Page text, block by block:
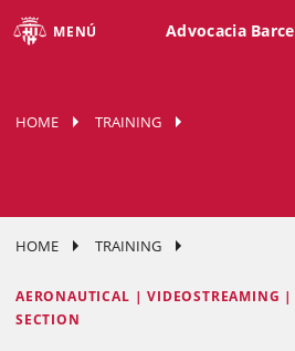
MENÚ Advocacia
HOME TRAINING
HOME TRAINING
AERONAUTICAL | VIDEOSTREAMING
SECTION